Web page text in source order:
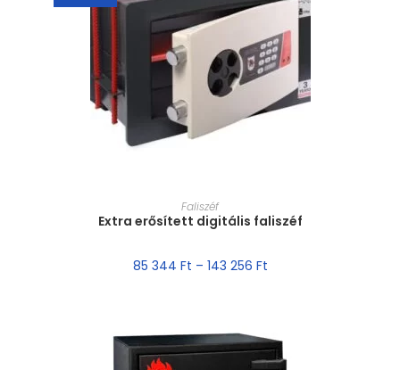
MÉRET VÁLASZTÁSA
Faliszéf
Extra erősített digitális faliszéf
85 344 Ft – 143 256 Ft